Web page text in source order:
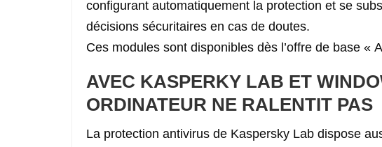
configurant automatiquement la protection et se
décisions sécuritaires en cas de doutes.
Ces modules sont disponibles dès l’offre de base «
AVEC KASPERKY LAB ET
ORDINATEUR NE RALENTIT PAS
La protection antivirus de Kaspersky Lab dispose